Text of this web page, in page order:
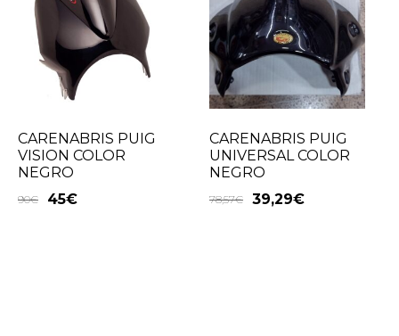
CARENABRIS PUIG
VISION COLOR
NEGRO
90€ 45€
CARENABRIS PUIG
UNIVERSAL COLOR
NEGRO
78,57€ 39,29€